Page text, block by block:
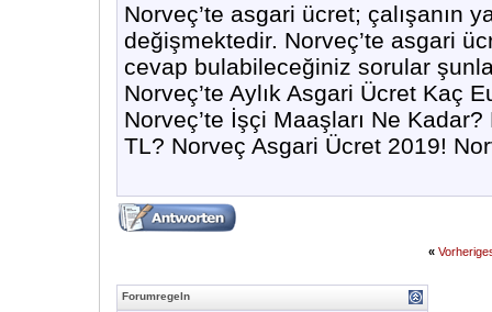
Norveç’te asgari ücret; çalışanın
değişmektedir. Norveç’te asgari
cevap bulabileceğiniz sorular
Norveç’te Aylık Asgari Ücret Kaç
Norveç’te İşçi Maaşları Ne
TL? Norveç Asgari Ücret 2019!
«
Forumregeln